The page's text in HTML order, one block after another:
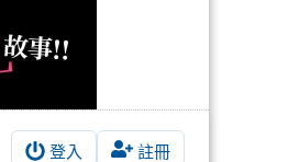
登入 註冊